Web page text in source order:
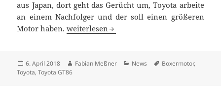
aus Japan, dort geht das Gerücht um, Toyota arbeite
an einem Nachfolger und der soll einen größeren
Motor haben.Neuauflage des Toyota GT86 mit 2,4-Liter
weiterlesen
Veröffentlicht
am
6. April 2018 Autor
Fabian Meßner Kategorien
News Schlagwörter
Boxermotor,
Toyota,Toyota GT86